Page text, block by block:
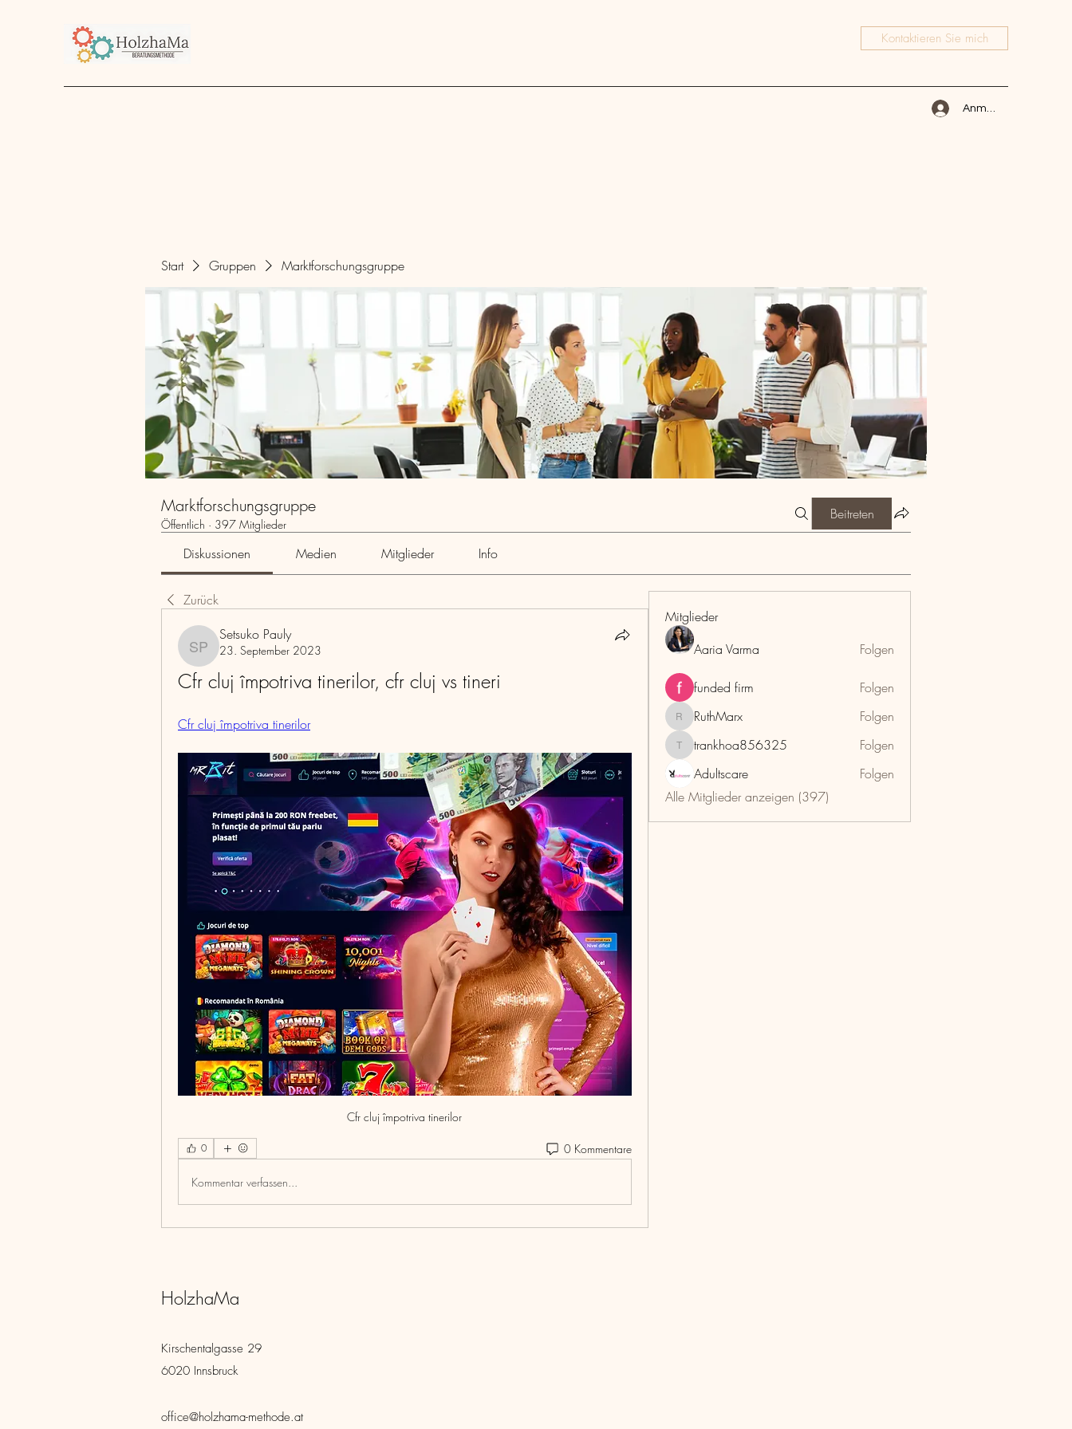
Kontaktieren Sie mich
Anmelden
Start Gruppen Marktforschungsgruppe
Marktforschungsgruppe
Öffentlich · 397 Mitglieder
Beitreten
Diskussionen Medien Mitglieder Info
Zurück
Setsuko Pauly
Setsuko Pauly
23. September 2023
Cfr cluj împotriva tinerilor, cfr cluj vs tineri
Cfr cluj împotriva tinerilor
Cfr cluj împotriva tinerilor
0 0 Kommentare
Kommentar verfassen...
Mitglieder
Aaria Varma
Folgen
funded firm Folgen
RuthMarx
RuthMarx Folgen
trankhoa856325
trankhoa856325
Folgen
Adultscare
Folgen
Alle Mitglieder anzeigen (397)
HolzhaMa
Kirschentalgasse 29
6020 Innsbruck
office@holzhama-methode.at